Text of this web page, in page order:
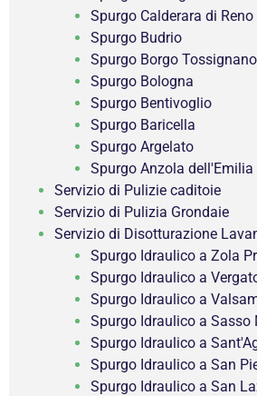
Spurgo Calderara di Reno
Spurgo Budrio
Spurgo Borgo Tossignano
Spurgo Bologna
Spurgo Bentivoglio
Spurgo Baricella
Spurgo Argelato
Spurgo Anzola dell'Emilia
Servizio di Pulizie caditoie
Servizio di Pulizia Grondaie
Servizio di Disotturazione
Spurgo Idraulico a Zola
Spurgo Idraulico a
Spurgo Idraulico a
Spurgo Idraulico a Sasso
Spurgo Idraulico a
Spurgo Idraulico a San
Spurgo Idraulico a San